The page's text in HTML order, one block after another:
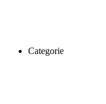
Categorie